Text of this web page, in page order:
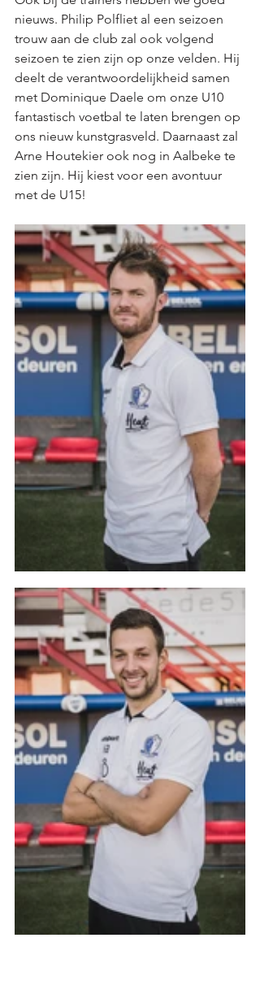
nieuws. Philip Polfliet al een seizoen
trouw aan de club zal ook volgend
seizoen te zien zijn op onze velden. Hij
deelt de verantwoordelijkheid samen
met Dominique Daele om onze U10
fantastisch voetbal te laten brengen op
ons nieuw kunstgrasveld. Daarnaast zal
Arne Houtekier ook nog in Aalbeke te
zien zijn. Hij kiest voor een avontuur
met de U15!